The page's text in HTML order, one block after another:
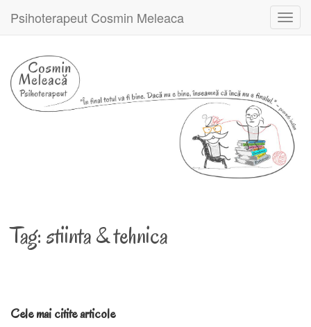
Psihoterapeut Cosmin Meleaca
Tag: stiinta & tehnica
Cele mai citite articole